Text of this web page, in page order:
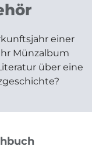
einer
Münzalbum
über eine